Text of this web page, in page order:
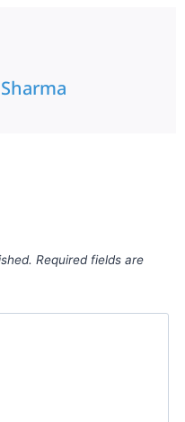
Required fields are